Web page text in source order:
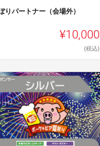
りパートナー（会場外）
¥10,000
(税込)